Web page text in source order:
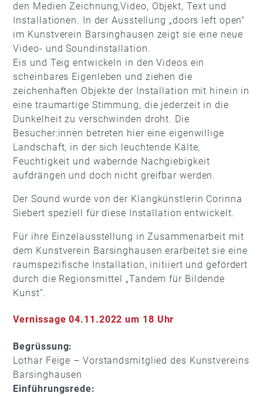
den Medien Zeichnung,Video, Objekt, Text und
Installationen. In der Ausstellung „doors left open“
im Kunstverein Barsinghausen zeigt sie eine neue
Video- und Soundinstallation.
Eis und Teig entwickeln in den Videos ein
scheinbares Eigenleben und ziehen die
zeichenhaften Objekte der Installation mit hinein in
eine traumartige Stimmung, die jederzeit in die
Dunkelheit zu verschwinden droht. Die
Besucher:innen betreten hier eine eigenwillige
Landschaft, in der sich leuchtende Kälte,
Feuchtigkeit und wabernde Nachgiebigkeit
aufdrängen und doch nicht greifbar werden.
Der Sound wurde von der Klangkünstlerin Corinna
Siebert speziell für diese Installation entwickelt.
Für ihre Einzelausstellung in Zusammenarbeit mit
dem Kunstverein Barsinghausen erarbeitet sie eine
raumspezifische Installation, initiiert und gefördert
durch die Regionsmittel „Tandem für Bildende
Kunst“.
Vernissage 04.11.2022 um 18 Uhr
Begrüssung:
Lothar Feige – Vorstandsmitglied des Kunstvereins
Barsinghausen
Einführungsrede: